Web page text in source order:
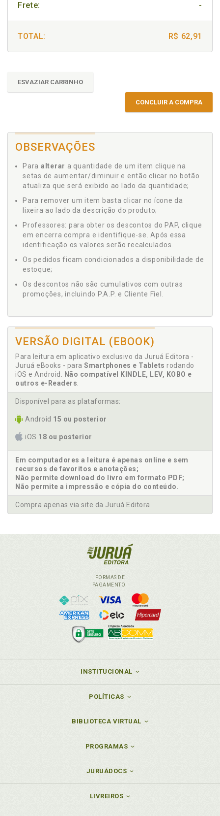
Frete: -
TOTAL: R$ 62,91
ESVAZIAR CARRINHO
CONCLUIR A COMPRA
OBSERVAÇÕES
Para alterar a quantidade de um item clique na
setas de aumentar/diminuir e então clicar no botão
atualiza que será exibido ao lado da quantidade;
Para remover um item basta clicar no ícone da
lixeira ao lado da descrição do produto;
Professores: para obter os descontos do PAP, clique
em encerra compra e identifique-se. Após essa
identificação os valores serão recalculados.
Os pedidos ficam condicionados a disponibilidade de
estoque;
Os descontos não são cumulativos com outras
promoções, incluindo P.A.P. e Cliente Fiel.
VERSÃO DIGITAL (EBOOK)
Para leitura em aplicativo exclusivo da Juruá Editora -
Juruá eBooks - para Smartphones e Tablets rodando
iOS e Android.
Não compatível KINDLE, LEV, KOBO e
outros e-Readers
Disponível para as plataformas:
Android 15 ou posterior
iOS 18 ou posterior
Em computadores a leitura é apenas online e sem
recursos de favoritos e anotações;
Não permite download do livro em formato PDF;
Não permite a impressão e cópia do conteúdo.
Compra apenas via site da Juruá Editora.
FORMAS DE
PAGAMENTO
INSTITUCIONAL
POLÍTICAS
BIBLIOTECA VIRTUAL
PROGRAMAS
JURUÁDOCS
LIVREIROS